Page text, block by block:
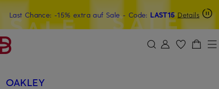
ZUM HAUPTINHALT ÜBERSPRINGEN ZUM SUCHFELD ÜBERSPRINGEN
Last Chance: -15% extra auf Sale- Code: LAST15 Details
20€-Willkommensgutschein mit Beyond sichern
OAKLEY